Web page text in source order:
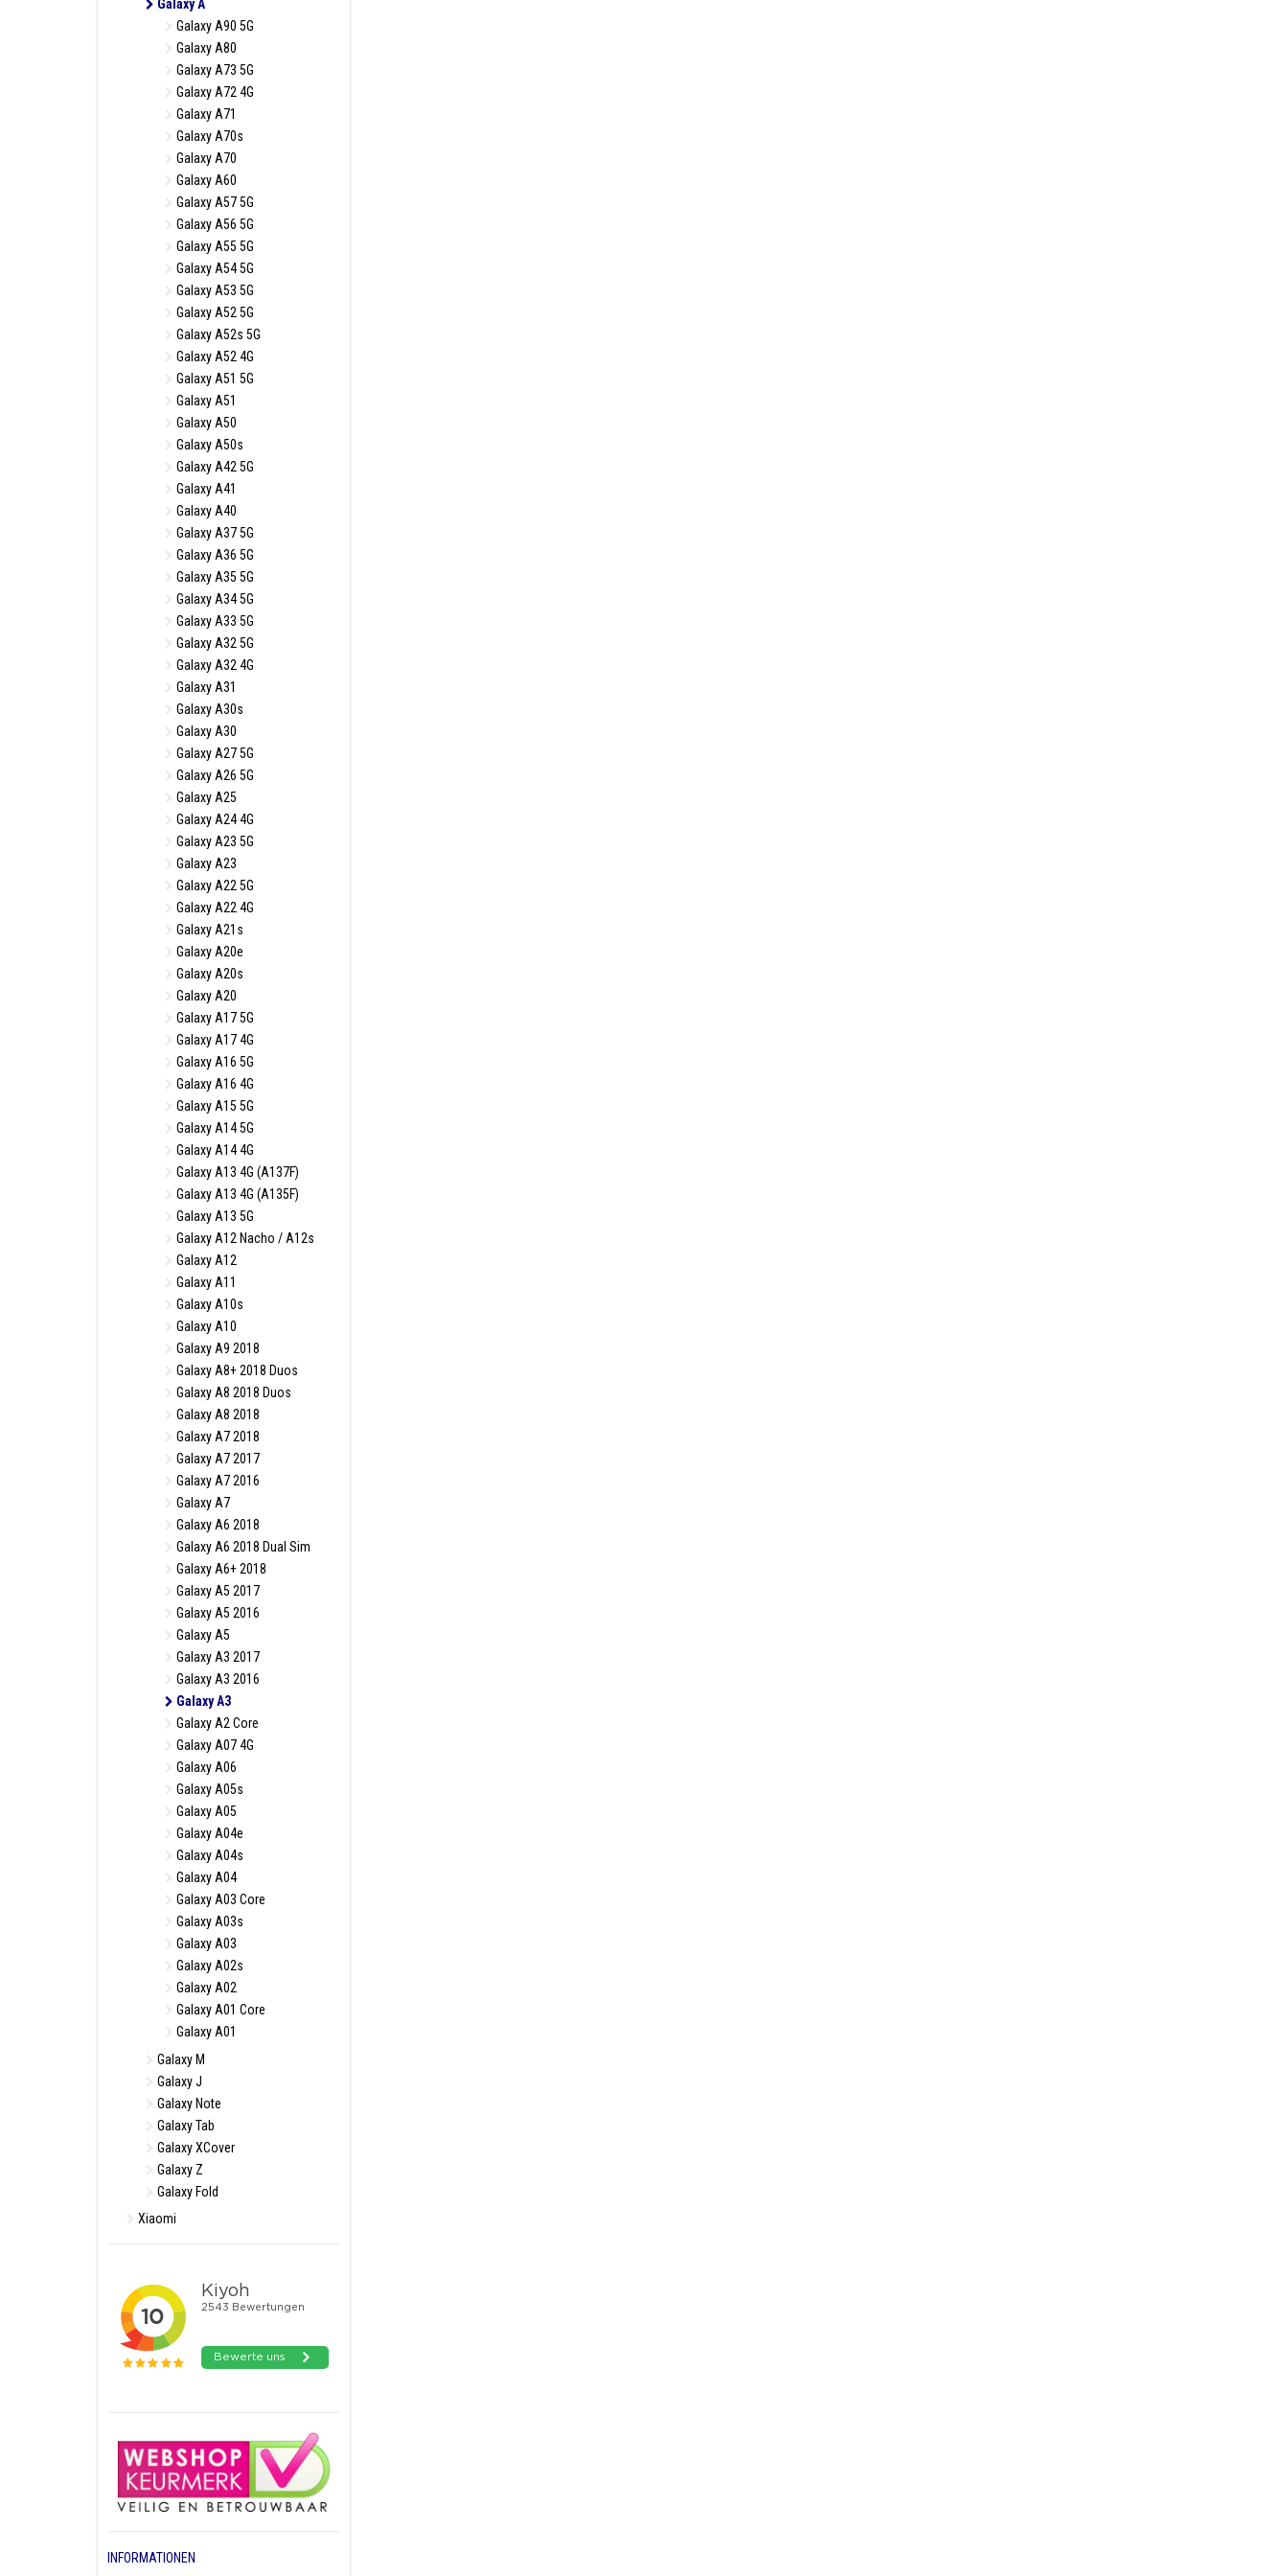
Galaxy A
Galaxy A90 5G
Galaxy A80
Galaxy A73 5G
Galaxy A72 4G
Galaxy A71
Galaxy A70s
Galaxy A70
Galaxy A60
Galaxy A57 5G
Galaxy A56 5G
Galaxy A55 5G
Galaxy A54 5G
Galaxy A53 5G
Galaxy A52 5G
Galaxy A52s 5G
Galaxy A52 4G
Galaxy A51 5G
Galaxy A51
Galaxy A50
Galaxy A50s
Galaxy A42 5G
Galaxy A41
Galaxy A40
Galaxy A37 5G
Galaxy A36 5G
Galaxy A35 5G
Galaxy A34 5G
Galaxy A33 5G
Galaxy A32 5G
Galaxy A32 4G
Galaxy A31
Galaxy A30s
Galaxy A30
Galaxy A27 5G
Galaxy A26 5G
Galaxy A25
Galaxy A24 4G
Galaxy A23 5G
Galaxy A23
Galaxy A22 5G
Galaxy A22 4G
Galaxy A21s
Galaxy A20e
Galaxy A20s
Galaxy A20
Galaxy A17 5G
Galaxy A17 4G
Galaxy A16 5G
Galaxy A16 4G
Galaxy A15 5G
Galaxy A14 5G
Galaxy A14 4G
Galaxy A13 4G (A137F)
Galaxy A13 4G (A135F)
Galaxy A13 5G
Galaxy A12 Nacho / A12s
Galaxy A12
Galaxy A11
Galaxy A10s
Galaxy A10
Galaxy A9 2018
Galaxy A8+ 2018 Duos
Galaxy A8 2018 Duos
Galaxy A8 2018
Galaxy A7 2018
Galaxy A7 2017
Galaxy A7 2016
Galaxy A7
Galaxy A6 2018
Galaxy A6 2018 Dual Sim
Galaxy A6+ 2018
Galaxy A5 2017
Galaxy A5 2016
Galaxy A5
Galaxy A3 2017
Galaxy A3 2016
Galaxy A3
Galaxy A2 Core
Galaxy A07 4G
Galaxy A06
Galaxy A05s
Galaxy A05
Galaxy A04e
Galaxy A04s
Galaxy A04
Galaxy A03 Core
Galaxy A03s
Galaxy A03
Galaxy A02s
Galaxy A02
Galaxy A01 Core
Galaxy A01
Galaxy M
Galaxy J
Galaxy Note
Galaxy Tab
Galaxy XCover
Galaxy Z
Galaxy Fold
Xiaomi
INFORMATIONEN